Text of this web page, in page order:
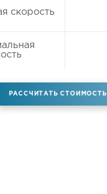
скорость
РАССЧИТАТЬ СТОИМОСТЬ